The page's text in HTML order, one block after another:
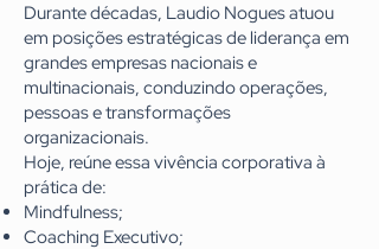
Durante décadas, Laudio Nogues atuou
em posições estratégicas de liderança em
grandes empresas nacionais e
multinacionais, conduzindo operações,
pessoas e transformações
organizacionais.
Hoje, reúne essa vivência corporativa à
prática de:
Mindfulness;
Coaching Executivo;